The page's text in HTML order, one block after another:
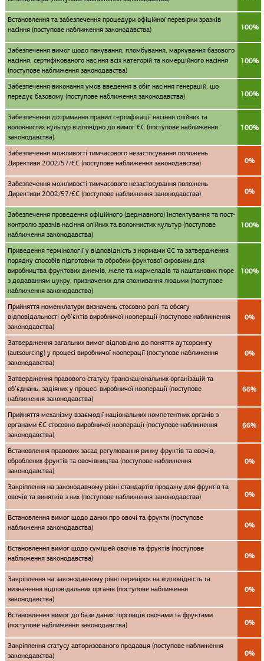
Встановлення та забезпечення процедури офіційної перевірки зразків
насіння (поступове наближення законодавства)
100%
Забезпечення вимог щодо пакування, пломбування, маркування базового
насіння, сертифікованого насіння всіх категорій та комерційного насіння
(поступове наближення законодавства)
100%
Забезпечення виконання умов введення в обіг насіння генерацій, що
передує базовому (поступове наближення законодавства)
100%
Забезпечення дотримання правил сертифікації насіння олійних та
волокнистих культур відповідно до вимог ЄС (поступове наближення
законодавства)
100%
Забезпечення можливості тимчасового незастосування положень
Директиви 2002/57/ЄС (поступове наближення законодавства)
0%
Забезпечення можливості тимчасового незастосування положень
Директиви 2002/57/ЄС (поступове наближення законодавства)
0%
Забезпечення проведення офіційного (державного) інспектування та пост-
контролю зразків насіння олійних та волокнистих культур (поступове
наближення законодавства)
100%
Приведення термінології у відповідність з нормами ЄС та затвердження
порядку способів підготовки та обробки фруктової сировини для
виробництва фруктових джемів, желе та мармеладів та каштанових пюре
з додаванням цукру, призначених для споживання людьми (поступове
наближення законодавства)
100%
Прийняття номенклатури визначень стосовно ролі та обсягу
відповідальності суб’єктів виробничої кооперації (поступове наближення
законодавства)
0%
Затвердження загальних вимог відповідно до поняття аутсорсингу
(autsourcing) у процесі виробничої кооперації (поступове наближення
законодавства)
0%
Затвердження правового статусу транснаціональних організацій та
об’єднань, задіяних у процесі виробничої кооперації (поступове
наближення законодавства)
66%
Прийняття механізму взаємодії національних компетентних органів з
органами ЄС стосовно виробничої кооперації (поступове наближення
законодавства)
66%
Встановлення правових засад регулювання ринку фруктів та овочів,
оброблених фруктів та овочівництва (поступове наближення
законодавства)
0%
Закріплення на законодавчому рівні стандартів продажу для фруктів та
овочів та винятків з них (поступове наближення законодавства)
0%
Встановлення вимог щодо даних про овочі та фрукти (поступове
наближення законодавства)
0%
Встановлення вимог щодо сумішей овочів та фруктів (поступове
наближення законодавства)
0%
Закріплення на законодавчому рівні перевірок на відповідність та
визначення відповідальних органів (поступове наближення
законодавства)
0%
Встановлення вимог до бази даних торговців овочами та фруктами
(поступове наближення законодавства)
0%
Закріплення статусу авторизованого продавця (поступове наближення
законодавства)
0%